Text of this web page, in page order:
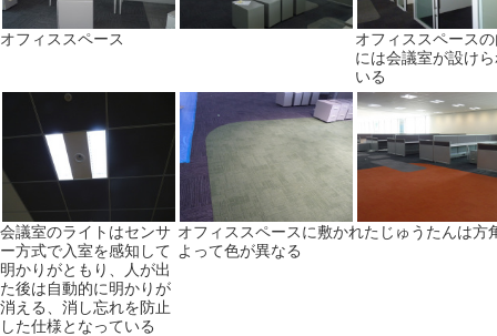
オフィススペース
オフィススペース
には会議室が設け
いる
会議室のライトはセンサ
ー方式で入室を感知して
明かりがともり、人が出
た後は自動的に明かりが
消える、消し忘れを防止
した仕様となっている
オフィススペースに敷かれたじゅうたんは方
よって色が異なる